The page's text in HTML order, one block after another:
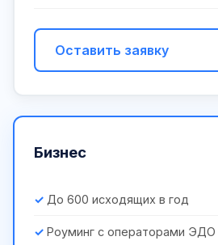
Оставить заявку
Бизнес
До 600 исходящих в год
Роуминг с операторами ЭДО